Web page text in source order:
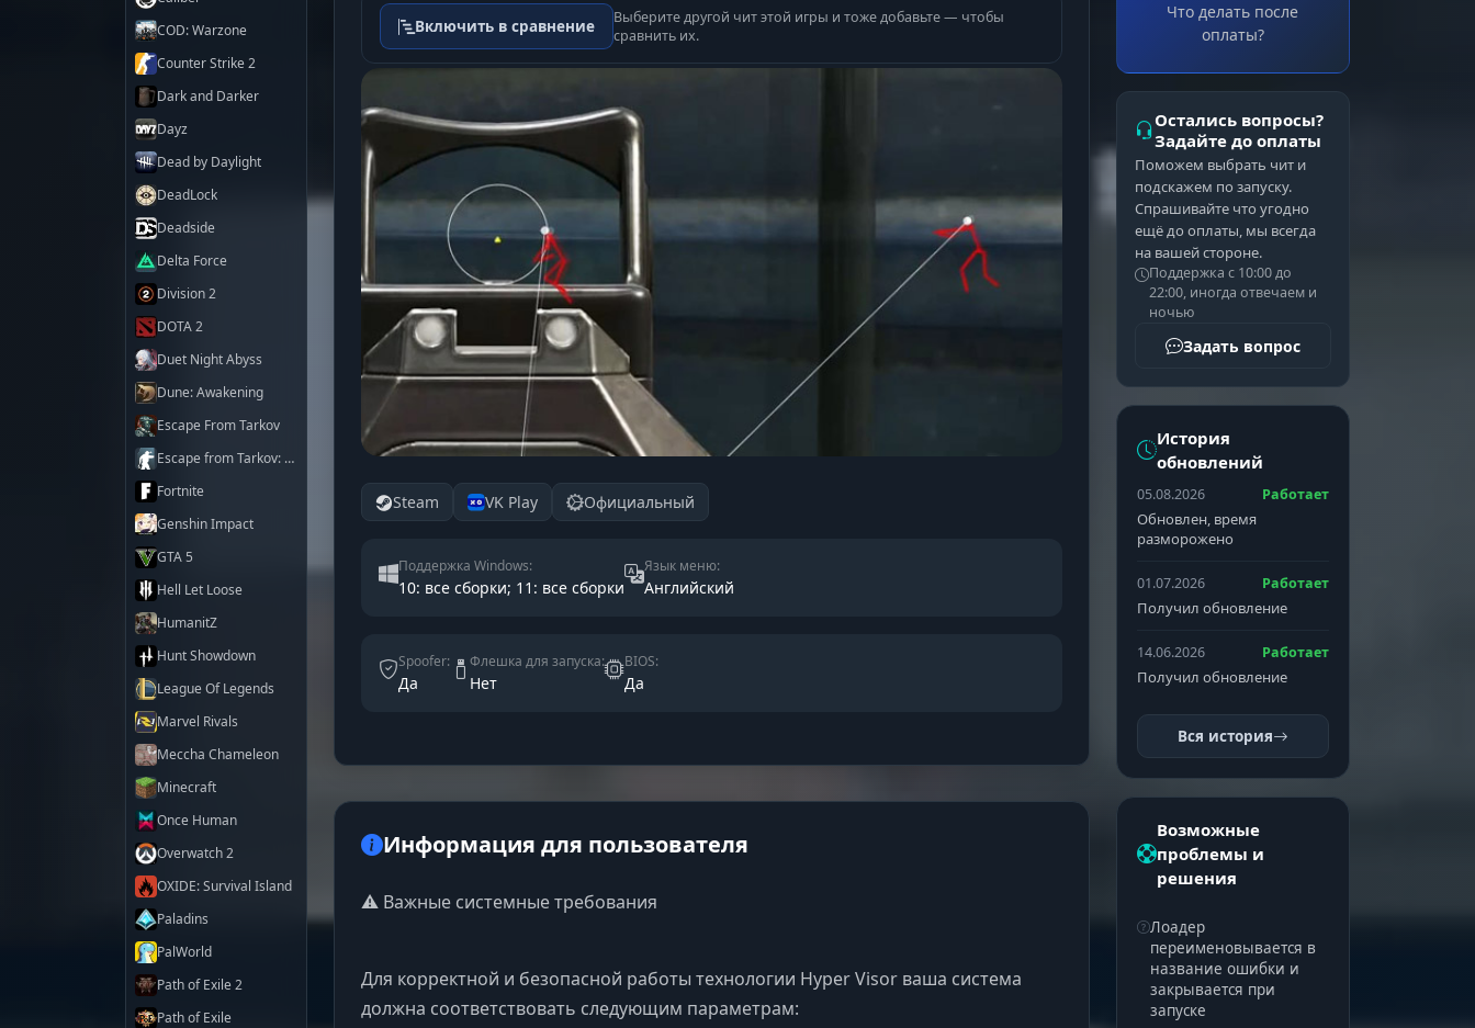
COD: Warzone
Counter Strike 2
Dark and Darker
Dayz
Dead by Daylight
DeadLock
Deadside
Delta Force
Division 2
DOTA 2
Duet Night Abyss
Dune: Awakening
Escape From Tarkov
Escape from Tarkov: Arena
Fortnite
Genshin Impact
GTA 5
Hell Let Loose
HumanitZ
Hunt Showdown
League Of Legends
Marvel Rivals
Meccha Chameleon
Minecraft
Once Human
Overwatch 2
OXIDE: Survival Island
Paladins
PalWorld
Path of Exile 2
Path of Exile
Включить в сравнение
Выберите другой чит этой игры и тоже добавьте — чтобы
сравнить их.
Steam VK Play Официальный
Поддержка Windows:
10: все сборки; 11: все сборки
Язык меню:
Английский
Spoofer:
Да
Флешка для запуска:
Нет
BIOS:
Да
Информация для пользователя
⚠️ Важные системные требования
Для корректной и безопасной работы технологии Hyper Visor ваша система
должна соответствовать следующим параметрам:
Что делать после
оплаты?
Остались вопросы?
Задайте до оплаты
Поможем выбрать чит и
подскажем по запуску.
Спрашивайте что угодно
ещё до оплаты, мы всегда
на вашей стороне.
Поддержка с 10:00 до
22:00, иногда отвечаем и
ночью
Задать вопрос
История
обновлений
05.08.2026 Работает
Обновлен, время
разморожено
01.07.2026 Работает
Получил обновление
14.06.2026 Работает
Получил обновление
Вся история
Возможные
проблемы и
решения
Лоадер
переименовывается в
название ошибки и
закрывается при
запуске